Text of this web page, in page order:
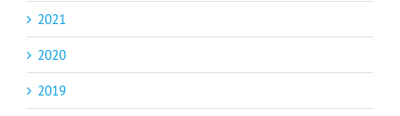
2021
2020
2019